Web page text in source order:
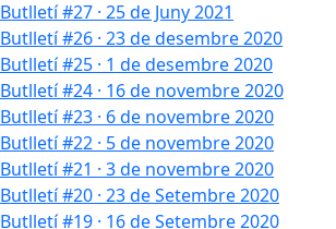
Butlletí #27 · 25 de Juny 2021
Butlletí #26 · 23 de desembre 2020
Butlletí #25 · 1 de desembre 2020
Butlletí #24 · 16 de novembre 2020
Butlletí #23 · 6 de novembre 2020
Butlletí #22 · 5 de novembre 2020
Butlletí #21 · 3 de novembre 2020
Butlletí #20 · 23 de Setembre 2020
Butlletí #19 · 16 de Setembre 2020